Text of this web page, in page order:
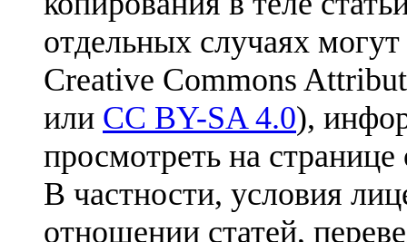
отдельных случаях
Creative Commons
или CC BY-SA 4.0),
просмотреть на
В частности, условия
отношении статей,